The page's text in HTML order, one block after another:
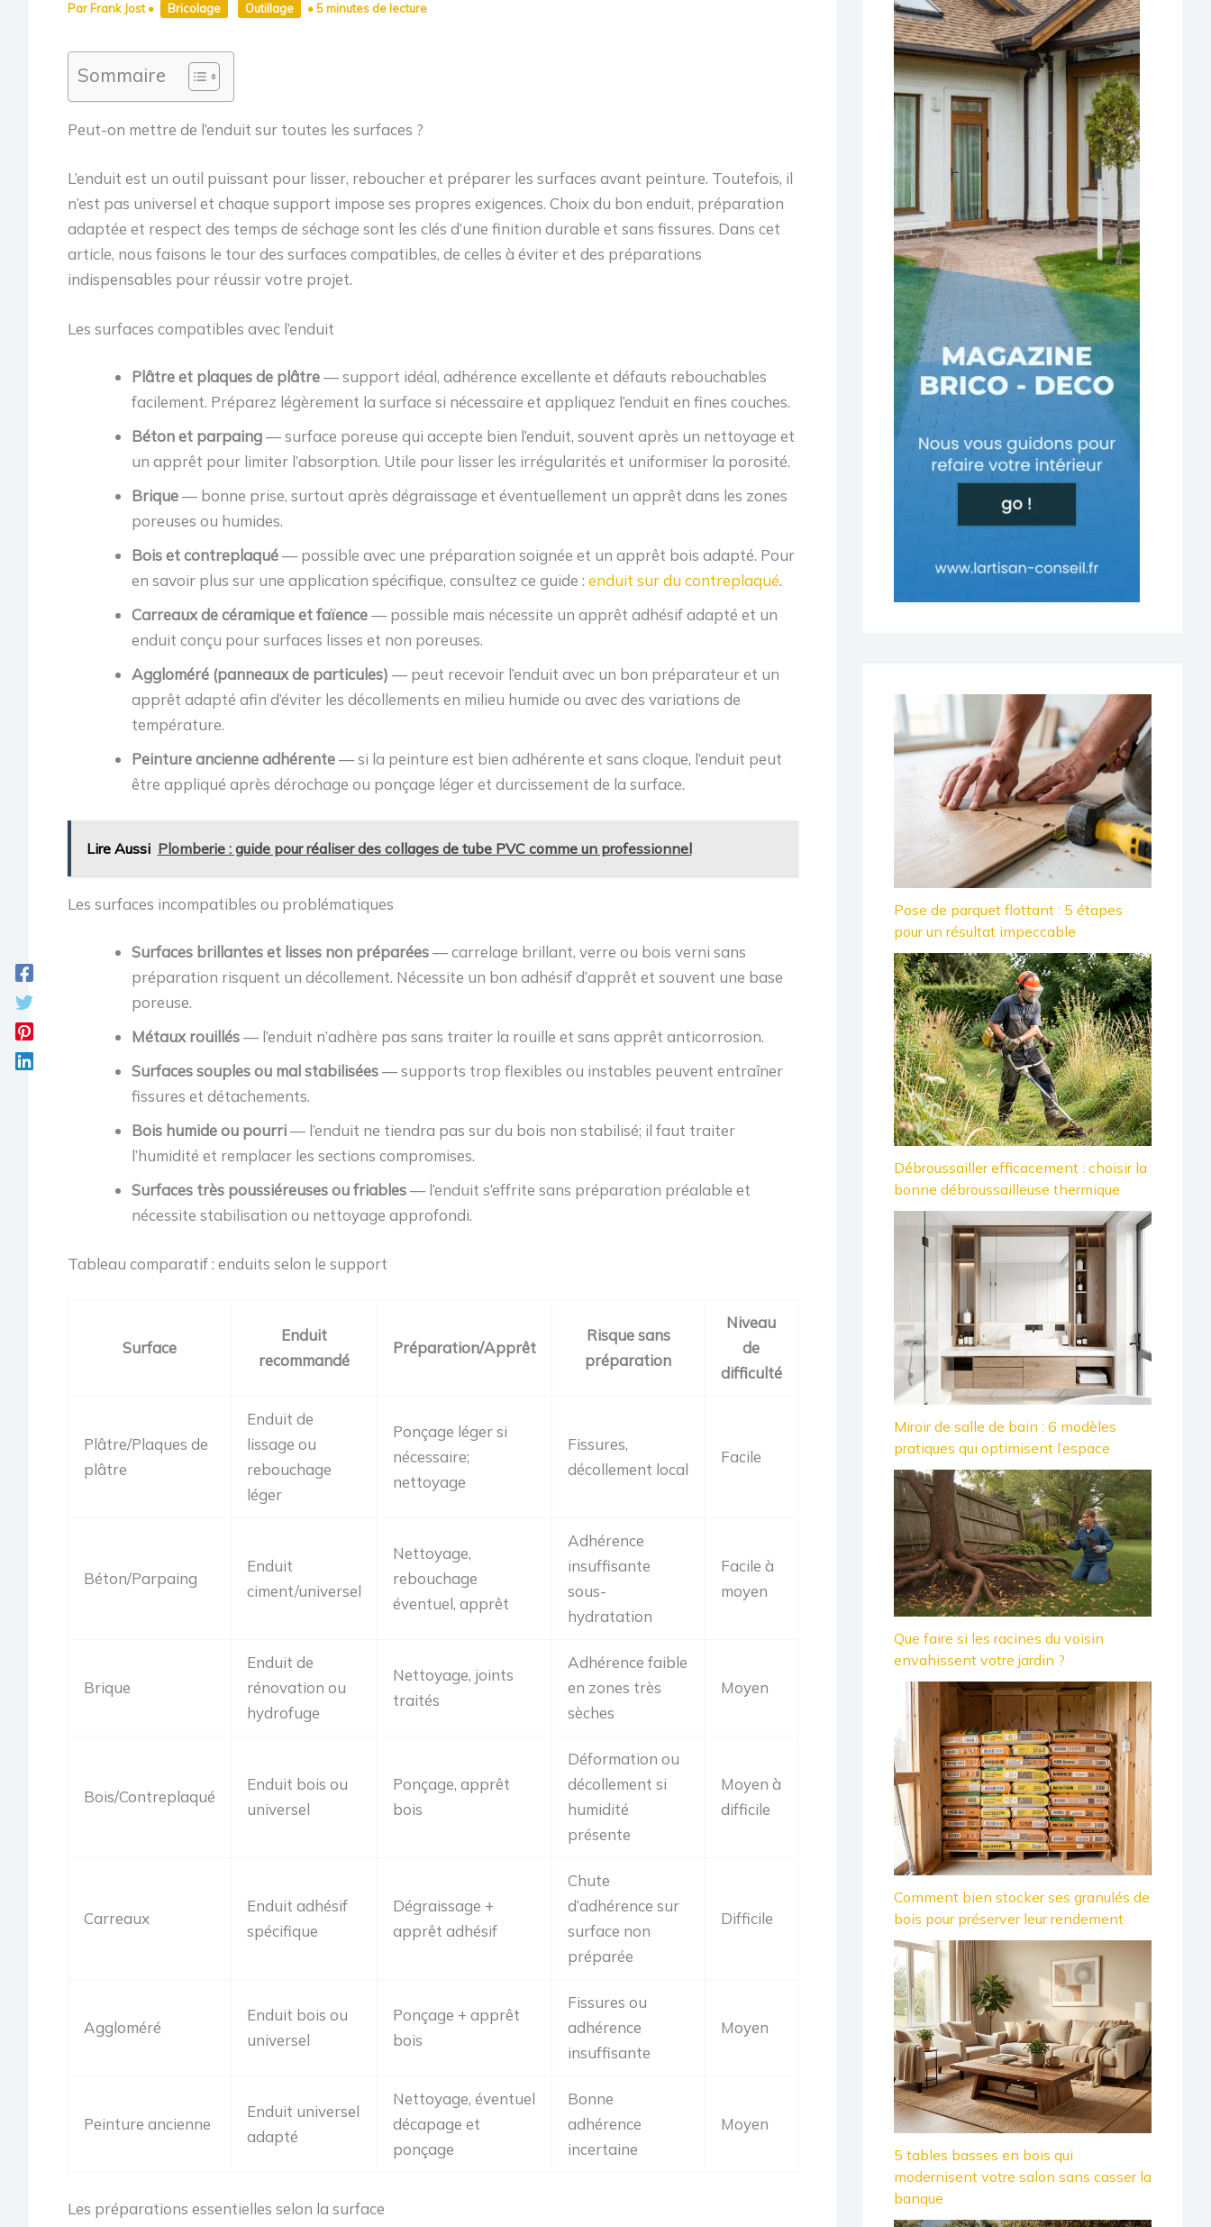
Par Frank Jost• Bricolage Outillage •5 minutes de lecture
Sommaire
Peut-on mettre de l’enduit sur toutes les surfaces ?
L’enduit est un outil puissant pour lisser, reboucher et préparer les surfaces avant peinture. Toutefois, il
n’est pas universel et chaque support impose ses propres exigences. Choix du bon enduit, préparation
adaptée et respect des temps de séchage sont les clés d’une finition durable et sans fissures. Dans cet
article, nous faisons le tour des surfaces compatibles, de celles à éviter et des préparations
indispensables pour réussir votre projet.
Les surfaces compatibles avec l’enduit
Plâtre et plaques de plâtre— support idéal, adhérence excellente et défauts rebouchables
facilement. Préparez légèrement la surface si nécessaire et appliquez l’enduit en fines couches.
Béton et parpaing— surface poreuse qui accepte bien l’enduit, souvent après un nettoyage et
un apprêt pour limiter l’absorption. Utile pour lisser les irrégularités et uniformiser la porosité.
Brique— bonne prise, surtout après dégraissage et éventuellement un apprêt dans les zones
poreuses ou humides.
Bois et contreplaqué— possible avec une préparation soignée et un apprêt bois adapté. Pour
en savoir plus sur une application spécifique, consultez ce guide : enduit sur du contreplaqué.
Carreaux de céramique et faïence— possible mais nécessite un apprêt adhésif adapté et un
enduit conçu pour surfaces lisses et non poreuses.
Aggloméré (panneaux de particules) — peut recevoir l’enduit avec un bon préparateur et un
apprêt adapté afin d’éviter les décollements en milieu humide ou avec des variations de
température.
Peinture ancienne adhérente— si la peinture est bien adhérente et sans cloque, l’enduit peut
être appliqué après dérochage ou ponçage léger et durcissement de la surface.
Lire Aussi Plomberie : guide pour réaliser des collages de tube PVC comme un professionnel
Les surfaces incompatibles ou problématiques
Surfaces brillantes et lisses non préparées— carrelage brillant, verre ou bois verni sans
préparation risquent un décollement. Nécessite un bon adhésif d’apprêt et souvent une base
poreuse.
Métaux rouillés— l’enduit n’adhère pas sans traiter la rouille et sans apprêt anticorrosion.
Surfaces souples ou mal stabilisées— supports trop flexibles ou instables peuvent entraîner
fissures et détachements.
Bois humide ou pourri— l’enduit ne tiendra pas sur du bois non stabilisé; il faut traiter
l’humidité et remplacer les sections compromises.
Surfaces très poussiéreuses ou friables— l’enduit s’effrite sans préparation préalable et
nécessite stabilisation ou nettoyage approfondi.
Tableau comparatif : enduits selon le support
Surface
Enduit
recommandé
Préparation/Apprêt
Risque sans
préparation
Niveau
de
difficulté
Plâtre/Plaques de
plâtre
Enduit de
lissage ou
rebouchage
léger
Ponçage léger si
nécessaire;
nettoyage
Fissures,
décollement local
Facile
Béton/Parpaing
Enduit
ciment/universel
Nettoyage,
rebouchage
éventuel, apprêt
Adhérence
insuffisante
sous-
hydratation
Facile à
moyen
Brique
Enduit de
rénovation ou
hydrofuge
Nettoyage, joints
traités
Adhérence faible
en zones très
sèches
Moyen
Bois/Contreplaqué
Enduit bois ou
universel
Ponçage, apprêt
bois
Déformation ou
décollement si
humidité
présente
Moyen à
difficile
Carreaux
Enduit adhésif
spécifique
Dégraissage +
apprêt adhésif
Chute
d’adhérence sur
surface non
préparée
Difficile
Aggloméré
Enduit bois ou
universel
Ponçage + apprêt
bois
Fissures ou
adhérence
insuffisante
Moyen
Peinture ancienne
Enduit universel
adapté
Nettoyage, éventuel
décapage et
ponçage
Bonne
adhérence
incertaine
Moyen
Les préparations essentielles selon la surface
Pose de parquet flottant : 5 étapes
pour un résultat impeccable
Débroussailler efficacement : choisir la
bonne débroussailleuse thermique
Miroir de salle de bain : 6 modèles
pratiques qui optimisent l’espace
Que faire si les racines du voisin
envahissent votre jardin ?
Comment bien stocker ses granulés de
bois pour préserver leur rendement
5 tables basses en bois qui
modernisent votre salon sans casser la
banque